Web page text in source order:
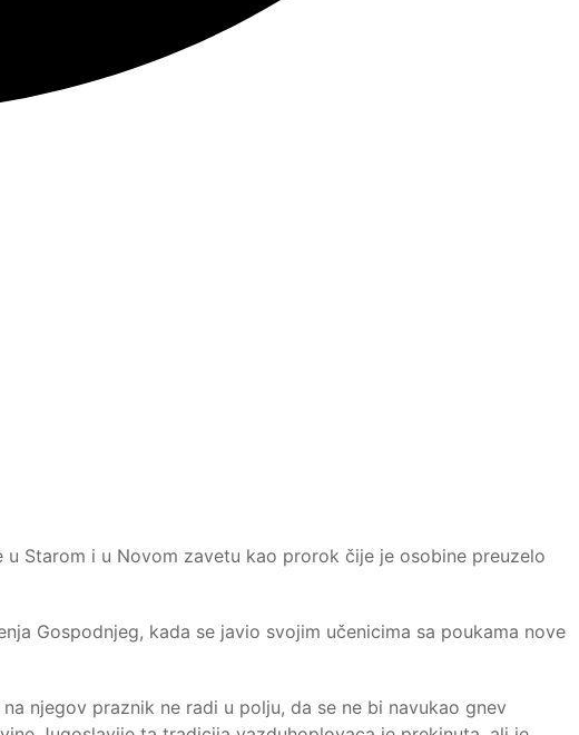
Starom i u Novom zavetu kao prorok čije je osobine preuzelo
Gospodnjeg, kada se javio svojim učenicima sa poukama nove
njegov praznik ne radi u polju, da se ne bi navukao gnev